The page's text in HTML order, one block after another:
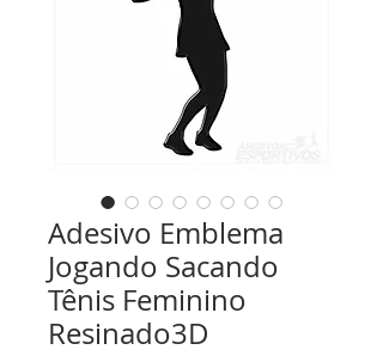
Adesivo Emblema
Jogando Sacando
Tênis Feminino
Resinado3D